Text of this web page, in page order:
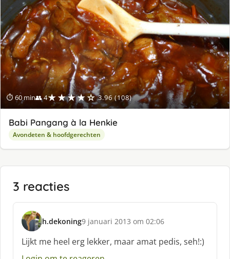
⏱ 60 min👥 4★★★★☆ 3.96 (108)
Babi Pangang à la Henkie
Avondeten & hoofdgerechten
3 reacties
h.dekoning
s
c
h
9 januari 2013 om 02:06
Lijkt me heel erg lekker, maar amat pedis, seh!:)